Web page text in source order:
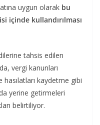
uygun olarak bu
içinde kullandırılması
tahsis edilen
vergi kanunları
kaydetme gibi
yerine getirmeleri
belirtiliyor.